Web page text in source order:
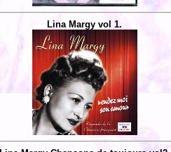
Lina Margy vol 1.